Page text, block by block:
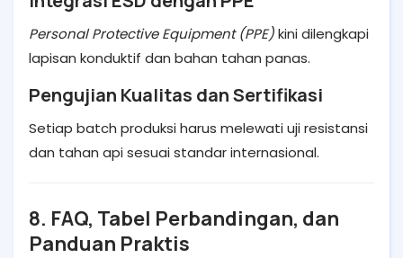
Personal Protective Equipment (PPE)kini dilengkapi
lapisan konduktif dan bahan tahan panas.
Pengujian Kualitas dan Sertifikasi
Setiap batch produksi harus melewati uji resistansi
dan tahan api sesuai standar internasional.
8. FAQ, Tabel Perbandingan, dan
Panduan Praktis